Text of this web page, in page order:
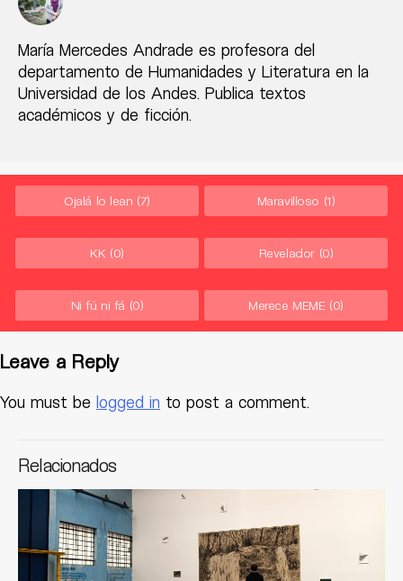
María Mercedes Andrade es profesora del
departamento de Humanidades y Literatura en la
Universidad de los Andes. Publica textos
académicos y de ficción.
Ojalá lo lean (7) Maravilloso (1)
KK (0) Revelador (0)
Ni fú ni fá (0) Merece MEME (0)
Leave a Reply
You must be logged in to post a comment.
Relacionados